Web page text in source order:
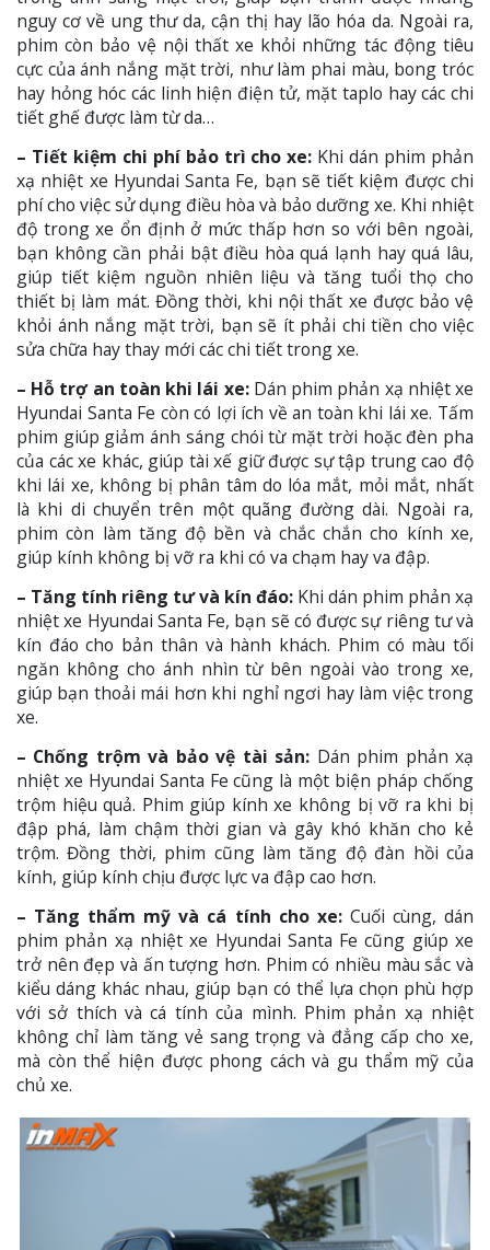
nguy cơ về ung thư da, cận thị hay lão hóa da. Ngoài ra,
phim còn bảo vệ nội thất xe khỏi những tác động tiêu
cực của ánh nắng mặt trời, như làm phai màu, bong tróc
hay hỏng hóc các linh hiện điện tử, mặt taplo hay các chi
tiết ghế được làm từ da…
– Tiết kiệm chi phí bảo trì cho xe: Khi dán phim phản
xạ nhiệt xe Hyundai Santa Fe, bạn sẽ tiết kiệm được chi
phí cho việc sử dụng điều hòa và bảo dưỡng xe. Khi nhiệt
độ trong xe ổn định ở mức thấp hơn so với bên ngoài,
bạn không cần phải bật điều hòa quá lạnh hay quá lâu,
giúp tiết kiệm nguồn nhiên liệu và tăng tuổi thọ cho
thiết bị làm mát. Đồng thời, khi nội thất xe được bảo vệ
khỏi ánh nắng mặt trời, bạn sẽ ít phải chi tiền cho việc
sửa chữa hay thay mới các chi tiết trong xe.
– Hỗ trợ an toàn khi lái xe:Dán phim phản xạ nhiệt xe
Hyundai Santa Fe còn có lợi ích về an toàn khi lái xe. Tấm
phim giúp giảm ánh sáng chói từ mặt trời hoặc đèn pha
của các xe khác, giúp tài xế giữ được sự tập trung cao độ
khi lái xe, không bị phân tâm do lóa mắt, mỏi mắt, nhất
là khi di chuyển trên một quãng đường dài. Ngoài ra,
phim còn làm tăng độ bền và chắc chắn cho kính xe,
giúp kính không bị vỡ ra khi có va chạm hay va đập.
– Tăng tính riêng tư và kín đáo: Khi dán phim phản xạ
nhiệt xe Hyundai Santa Fe, bạn sẽ có được sự riêng tư và
kín đáo cho bản thân và hành khách. Phim có màu tối
ngăn không cho ánh nhìn từ bên ngoài vào trong xe,
giúp bạn thoải mái hơn khi nghỉ ngơi hay làm việc trong
xe.
– Chống trộm và bảo vệ tài sản: Dán phim phản xạ
nhiệt xe Hyundai Santa Fe cũng là một biện pháp chống
trộm hiệu quả. Phim giúp kính xe không bị vỡ ra khi bị
đập phá, làm chậm thời gian và gây khó khăn cho kẻ
trộm. Đồng thời, phim cũng làm tăng độ đàn hồi của
kính, giúp kính chịu được lực va đập cao hơn.
– Tăng thẩm mỹ và cá tính cho xe:Cuối cùng, dán
phim phản xạ nhiệt xe Hyundai Santa Fe cũng giúp xe
trở nên đẹp và ấn tượng hơn. Phim có nhiều màu sắc và
kiểu dáng khác nhau, giúp bạn có thể lựa chọn phù hợp
với sở thích và cá tính của mình. Phim phản xạ nhiệt
không chỉ làm tăng vẻ sang trọng và đẳng cấp cho xe,
mà còn thể hiện được phong cách và gu thẩm mỹ của
chủ xe.